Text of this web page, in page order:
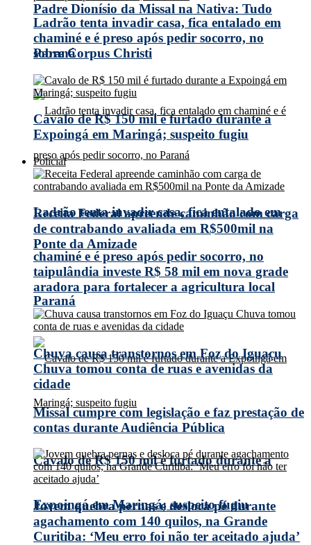
Padre Dionísio da Missal na Nativa: Tudo
sobre Corpus Christi
Ladrão tenta invadir casa, fica entalado em
chaminé e é preso após pedir socorro, no
Paraná
Cavalo de R$ 150 mil é furtado durante a
Expoingá em Maringá; suspeito fugiu
Ladrão tenta invadir casa, fica entalado em
chaminé e é preso após pedir socorro, no
Paraná
Cavalo de R$ 150 mil é furtado durante a
Expoingá em Maringá; suspeito fugiu
Policial
Receita Federal apreende caminhão com carga
de contrabando avaliada em R$500mil na
Ponte da Amizade
taipulândia investe R$ 58 mil em nova grade
aradora para fortalecer a agricultura local
Chuva causa transtornos em Foz do Iguaçu
Chuva tomou conta de ruas e avenidas da
cidade
Missal cumpre com legislação e faz prestação de
contas durante Audiência Pública
Jovem quebra pernas e desloca pé durante
agachamento com 140 quilos, na Grande
Curitiba: ‘Meu erro foi não ter aceitado ajuda’